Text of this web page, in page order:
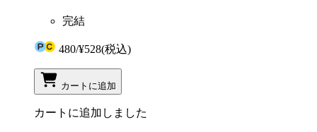
完結
480/¥528(税込)
カートに追加
カートに追加しました